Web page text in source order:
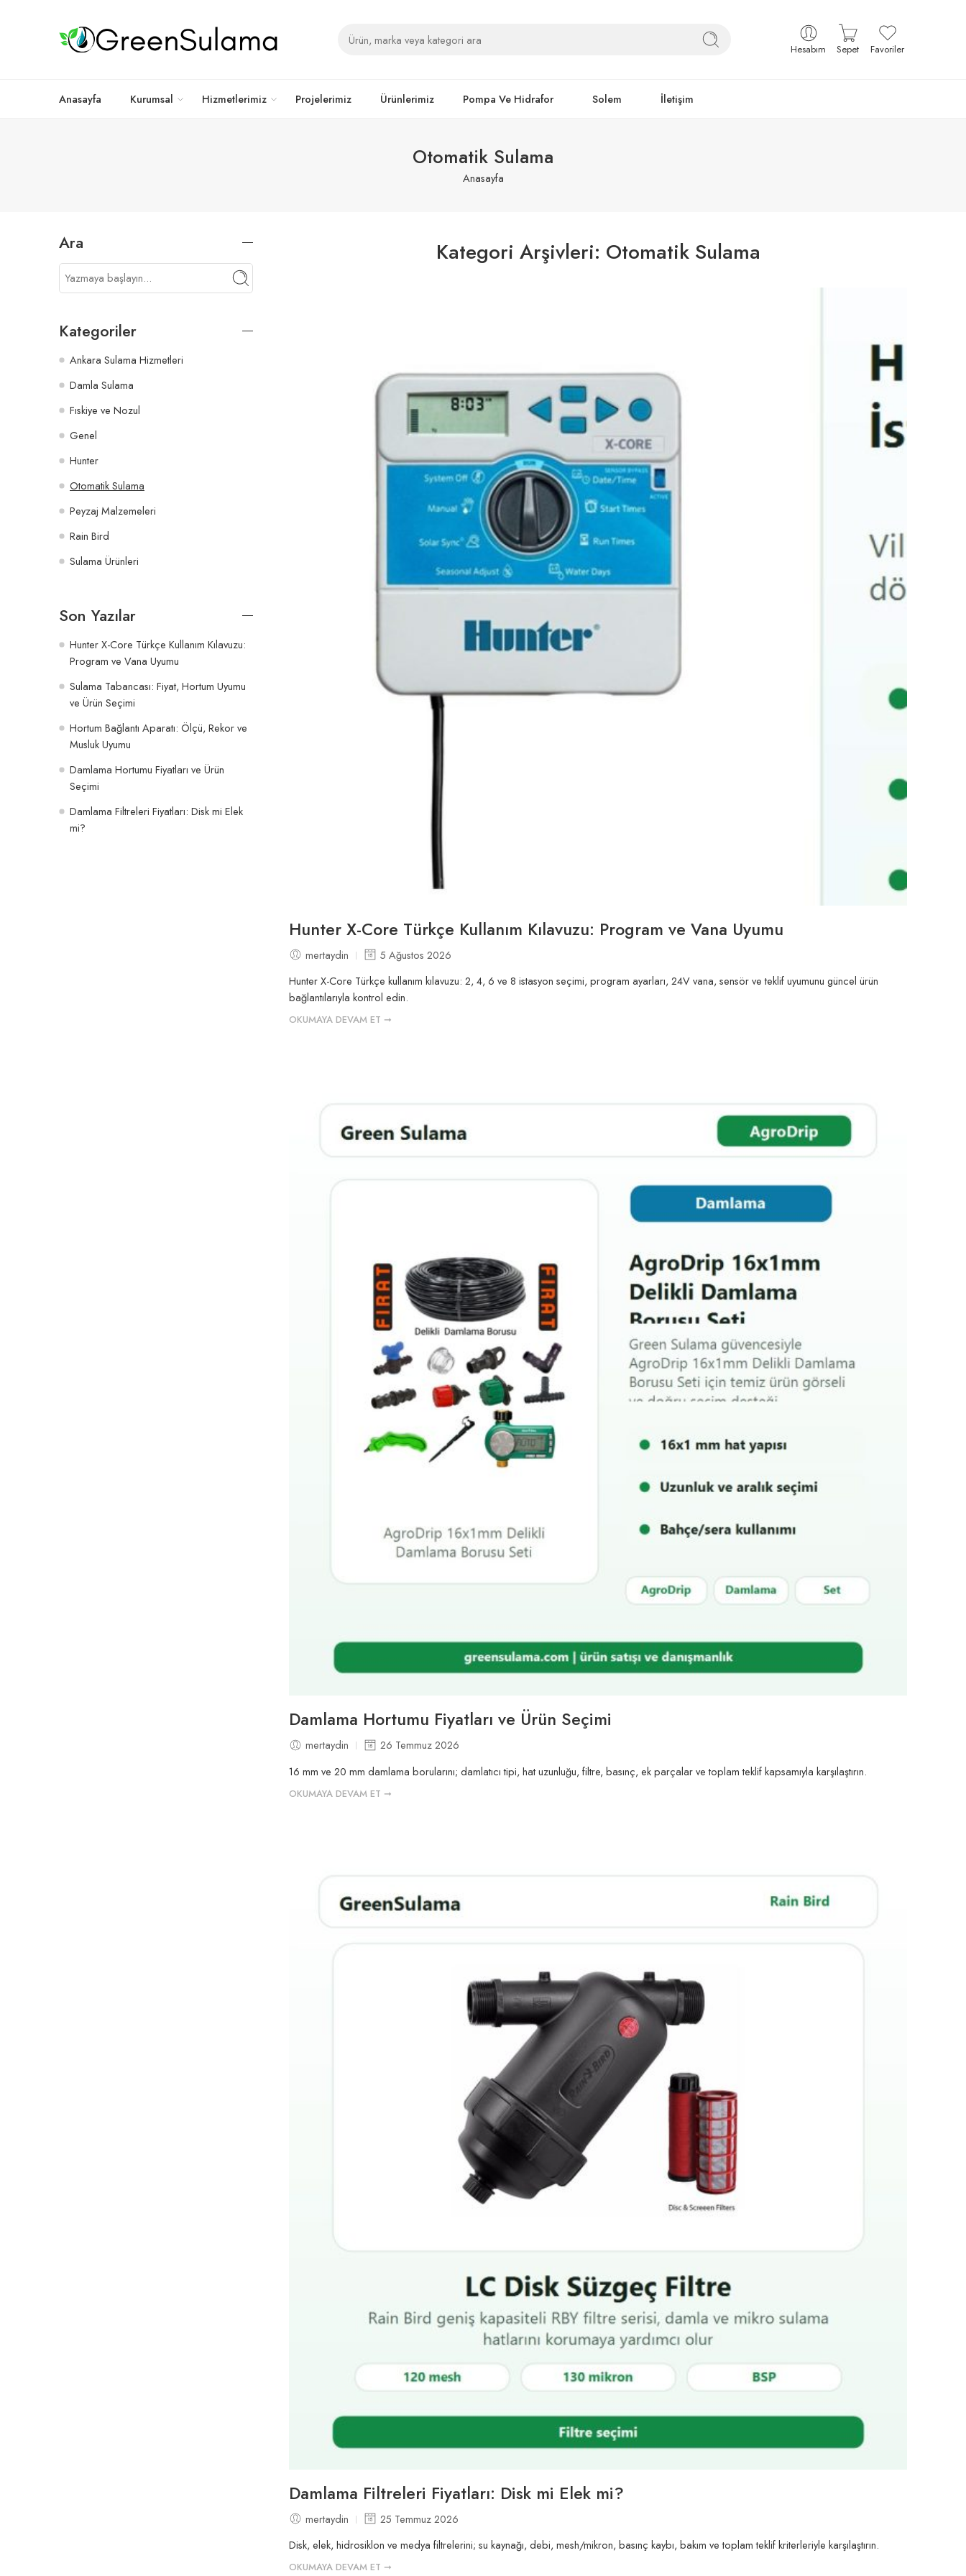
Hesabım Sepet Favoriler
Anasayfa Kurumsal Hizmetlerimiz Projelerimiz Ürünlerimiz Pompa Ve Hidrafor Solem İletişim
Otomatik Sulama
Anasayfa
Kategori Arşivleri: Otomatik Sulama
Hunter X-Core Türkçe Kullanım Kılavuzu: Program ve Vana Uyumu
mertaydin
5 Ağustos 2026
Hunter X-Core Türkçe kullanım kılavuzu: 2, 4, 6 ve 8 istasyon seçimi, program ayarları, 24V vana, sensör ve teklif uyumunu güncel ürün
bağlantılarıyla kontrol edin.
OKUMAYA DEVAM ET ➞
Damlama Hortumu Fiyatları ve Ürün Seçimi
mertaydin
26 Temmuz 2026
16 mm ve 20 mm damlama borularını; damlatıcı tipi, hat uzunluğu, filtre, basınç, ek parçalar ve toplam teklif kapsamıyla karşılaştırın.
OKUMAYA DEVAM ET ➞
Damlama Filtreleri Fiyatları: Disk mi Elek mi?
mertaydin
25 Temmuz 2026
Disk, elek, hidrosiklon ve medya filtrelerini; su kaynağı, debi, mesh/mikron, basınç kaybı, bakım ve toplam teklif kriterleriyle karşılaştırın.
OKUMAYA DEVAM ET ➞
Ara
Kategoriler
Ankara Sulama Hizmetleri
Damla Sulama
Fıskiye ve Nozul
Genel
Hunter
Otomatik Sulama
Peyzaj Malzemeleri
Rain Bird
Sulama Ürünleri
Son Yazılar
Hunter X-Core Türkçe Kullanım Kılavuzu:
Program ve Vana Uyumu
Sulama Tabancası: Fiyat, Hortum Uyumu
ve Ürün Seçimi
Hortum Bağlantı Aparatı: Ölçü, Rekor ve
Musluk Uyumu
Damlama Hortumu Fiyatları ve Ürün
Seçimi
Damlama Filtreleri Fiyatları: Disk mi Elek
mi?